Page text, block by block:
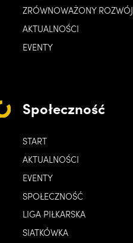
ZRÓWNOWAŻONY ROZWÓJ
AKTUALNOŚCI
EVENTY
Społeczność
START
AKTUALNOŚCI
EVENTY
SPOŁECZNOŚĆ
LIGA PIŁKARSKA
SIATKÓWKA